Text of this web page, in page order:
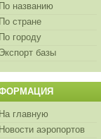
По названию
По стране
По городу
Экспорт базы
На главную
Новости аэропортов